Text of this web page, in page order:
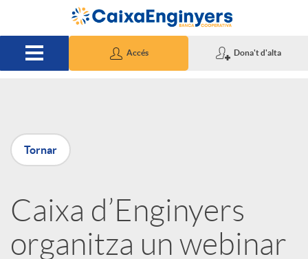
Salta al contingut principal
Accés Dona't d'alta
P
u
b
Tornar
Caixa d’Enginyers
organitza un webinar